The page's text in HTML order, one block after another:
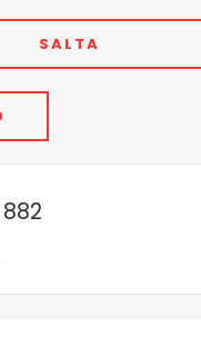
SALTA
882